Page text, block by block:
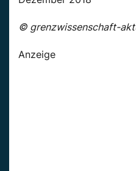
© grenzwissenschaft-
Anzeige